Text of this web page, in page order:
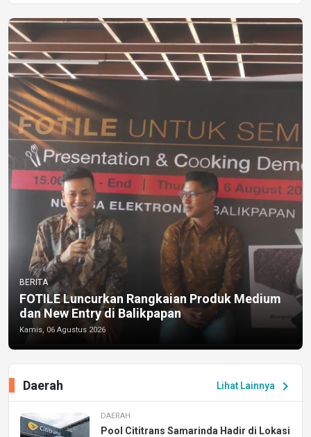
BERITA
FOTILE Luncurkan Rangkaian Produk Medium
dan New Entry di Balikpapan
Kamis, 06 Agustus 2026
Lihat Lainnya chevron_right
Daerah
DAERAH
Pool Cititrans Samarinda Hadir di Lokasi